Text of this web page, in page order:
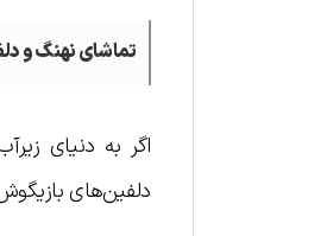
تماشای نهنگ و
اگر به دنیای
دلفین‌های